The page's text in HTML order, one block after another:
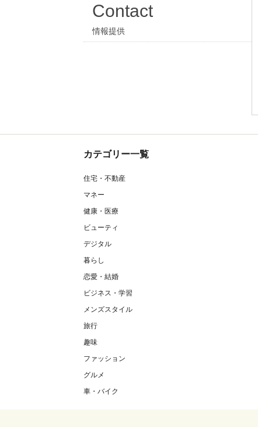
Contact
情報提供
カテゴリー一覧
住宅・不動産
マネー
健康・医療
ビューティ
デジタル
暮らし
恋愛・結婚
ビジネス・学習
メンズスタイル
旅行
趣味
ファッション
グルメ
車・バイク